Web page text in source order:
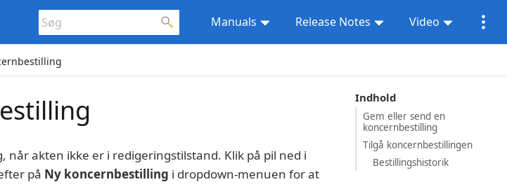
Manuals Release Notes Video
Indhold
Gem eller send en
koncernbestilling
Tilgå koncernbestillingen
Bestillingshistorik
akten ikke er i redigeringstilstand. Klik på pil ned i
på Ny koncernbestilling i dropdown-menuen for at